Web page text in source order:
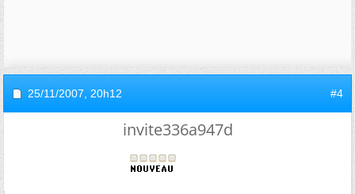
25/11/2007, 20h12 #4
invite336a947d